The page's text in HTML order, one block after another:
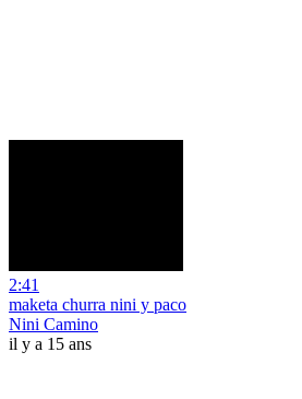
2:41
maketa churra nini y paco
Nini Camino
il y a 15 ans